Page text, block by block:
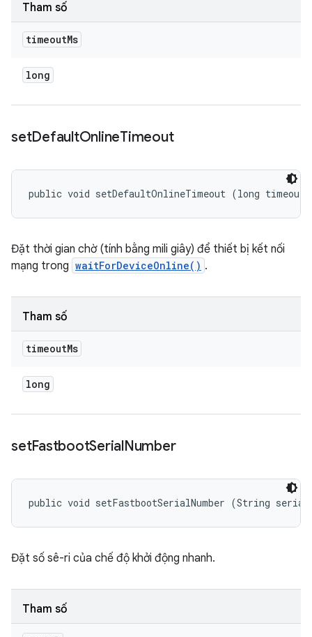
Tham số
timeoutMs
long
setDefaultOnlineTimeout
public void setDefaultOnlineTimeout (long
Đặt thời gian chờ (tính bằng mili giây) để thiết bị kết nối
mạng trong waitForDeviceOnline() .
Tham số
timeoutMs
long
setFastbootSerialNumber
public void setFastbootSerialNumber (String
Đặt số sê-ri của chế độ khởi động nhanh.
Tham số